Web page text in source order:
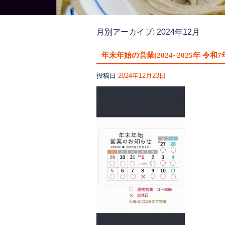
月別アーカイブ: 2024年12月
年末年始の営業(2024~2025年 令和7
投稿日 2024年12月23日